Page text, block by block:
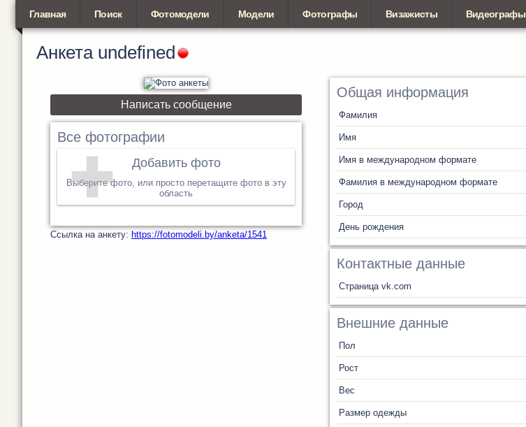
Главная Поиск Фотомодели Модели Фотографы Визажисты Видеографы
Анкета undefined
Написать сообщение
Все фотографии
Добавить фото
Выберите фото, или просто перетащите фото в эту
область
Cсылка на анкету: https://fotomodeli.by/anketa/1541
Общая информация
Фамилия
Имя
Имя в международном формате
Фамилия в международном формате
Город
День рождения
Контактные данные
Страница vk.com
Внешние данные
Пол
Рост
Вес
Размер одежды